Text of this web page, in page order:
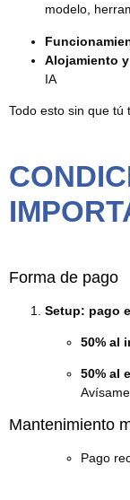
modelo,
Alojamiento
IA
Todo esto sin que tú
Forma de pago
Setup: pago
50% al
50% al
Mantenimiento
Pago